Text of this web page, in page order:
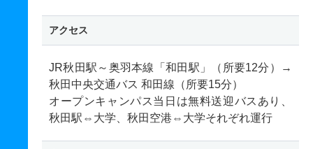
アクセス
JR秋田駅～奥羽本線「和田駅」（所要12分）→
秋田中央交通バス 和田線（所要15分）
オープンキャンパス当日は無料送迎バスあり、
秋田駅⇔大学、秋田空港⇔大学それぞれ運行